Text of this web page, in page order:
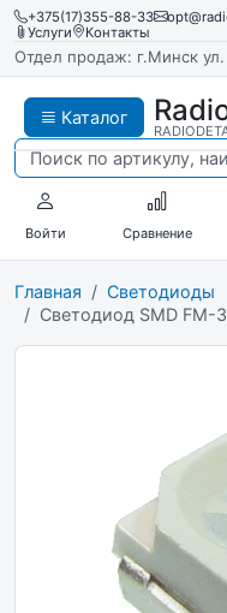
+375(17)355-88-33
Услуги
Контакты
Отдел продаж: г.Минск
Каталог
Войти Сравнение
Главная
Светодиоды
Светодиод SMD FM-